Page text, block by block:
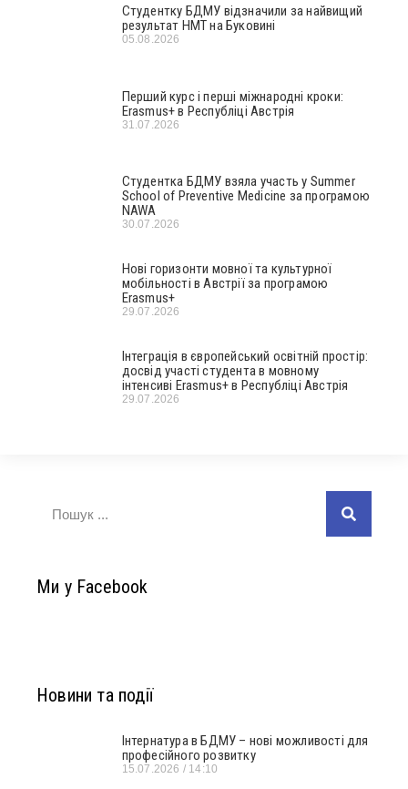
Студентку БДМУ відзначили за найвищий
результат НМТ на Буковині
05.08.2026
Перший курс і перші міжнародні кроки:
Erasmus+ в Республіці Австрія
31.07.2026
Студентка БДМУ взяла участь у Summer
School of Preventive Medicine за програмою
NAWA
30.07.2026
Нові горизонти мовної та культурної
мобільності в Австрії за програмою
Erasmus+
29.07.2026
Інтеграція в європейський освітній простір:
досвід участі студента в мовному
інтенсиві Erasmus+ в Республіці Австрія
29.07.2026
Ми у Facebook
Новини та події
Інтернатура в БДМУ – нові можливості для
професійного розвитку
15.07.2026 14:10